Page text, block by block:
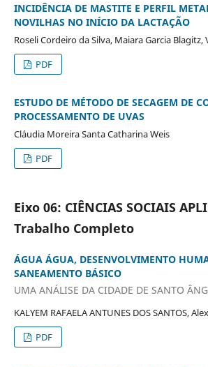
INCIDÊNCIA DE MASTITE E PERFIL
NOVILHAS NO INÍCIO DA LACTAÇÃO
Roseli Cordeiro da Silva, Maiara Garcia Blagitz,
PDF
ESTUDO DE MÉTODO DE SECAGEM DE
PROCESSAMENTO DE UVAS
Cláudia Moreira Santa Catharina Weis
PDF
Eixo 06: CIÊNCIAS SOCIAIS
Trabalho Completo
ÁGUA ÁGUA, DESENVOLVIMENTO
SANEAMENTO BÁSICO
UMA ANÁLISE DA CIDADE DE SANTO
KALYEM RAFAELA ANTUNES DOS SANTOS,
PDF